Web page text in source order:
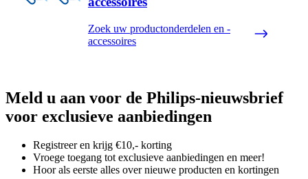
Zoek uw productonderdelen en -
accessoires
Meld u aan voor de Philips-nieuwsbrief
voor exclusieve aanbiedingen
Registreer en krijg €10,- korting
Vroege toegang tot exclusieve aanbiedingen en meer!
Hoor als eerste alles over nieuwe producten en kortingen